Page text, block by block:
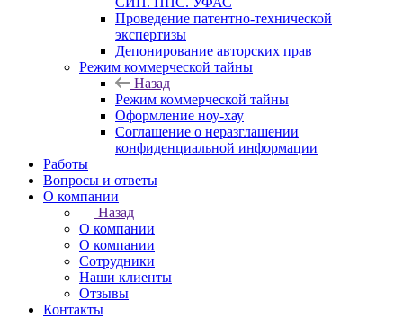
Проведение патентно-технической
экспертизы
Депонирование авторских прав
Режим коммерческой тайны
Назад
Режим коммерческой тайны
Оформление ноу-хау
Соглашение о неразглашении
конфиденциальной информации
Работы
Вопросы и ответы
О компании
Назад
О компании
О компании
Сотрудники
Наши клиенты
Отзывы
Контакты